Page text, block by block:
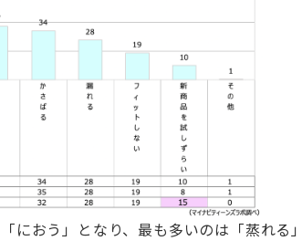
におう」となり、最も多いのは「蒸れる